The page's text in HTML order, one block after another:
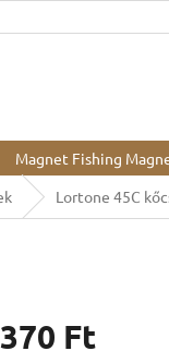
Magnet Fishing
Lortone 45C
Ft